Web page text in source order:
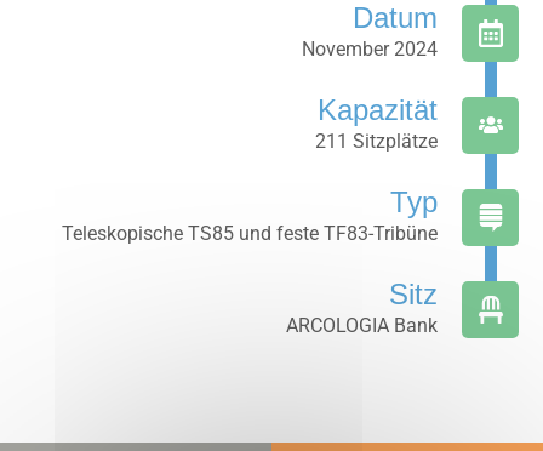
Datum
November 2024
Kapazität
211 Sitzplätze
Typ
Teleskopische TS85 und feste TF83-Tribüne
Sitz
ARCOLOGIA Bank